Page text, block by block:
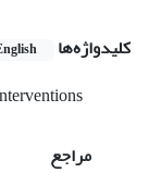
کلیدواژه‌ها
مراجع